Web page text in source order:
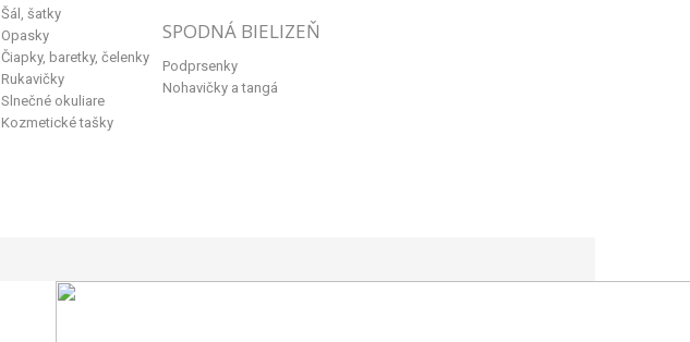
Šál, šatky
Opasky
Čiapky, baretky, čelenky
Rukavičky
Slnečné okuliare
Kozmetické tašky
SPODNÁ BIELIZEŇ
Podprsenky
Nohavičky a tangá